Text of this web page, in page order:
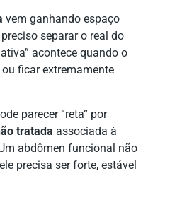
vem ganhando espaço
separar o real do
acontece quando o
ficar extremamente
parecer “reta” por
tratada associada à
abdômen funcional não
precisa ser forte, estável